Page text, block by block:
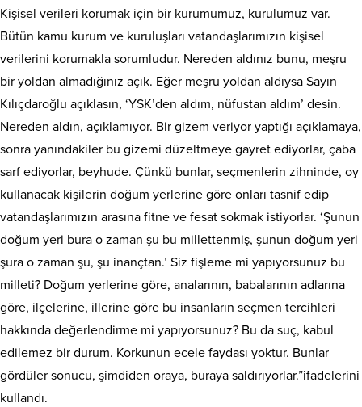
Kişisel verileri korumak için bir kurumumuz, kurulumuz var.
Bütün kamu kurum ve kuruluşları vatandaşlarımızın kişisel
verilerini korumakla sorumludur. Nereden aldınız bunu, meşru
bir yoldan almadığınız açık. Eğer meşru yoldan aldıysa Sayın
Kılıçdaroğlu açıklasın, ‘YSK’den aldım, nüfustan aldım’ desin.
Nereden aldın, açıklamıyor. Bir gizem veriyor yaptığı açıklamaya,
sonra yanındakiler bu gizemi düzeltmeye gayret ediyorlar, çaba
sarf ediyorlar, beyhude. Çünkü bunlar, seçmenlerin zihninde, oy
kullanacak kişilerin doğum yerlerine göre onları tasnif edip
vatandaşlarımızın arasına fitne ve fesat sokmak istiyorlar. ‘Şunun
doğum yeri bura o zaman şu bu millettenmiş, şunun doğum yeri
şura o zaman şu, şu inançtan.’ Siz fişleme mi yapıyorsunuz bu
milleti? Doğum yerlerine göre, analarının, babalarının adlarına
göre, ilçelerine, illerine göre bu insanların seçmen tercihleri
hakkında değerlendirme mi yapıyorsunuz? Bu da suç, kabul
edilemez bir durum. Korkunun ecele faydası yoktur. Bunlar
gördüler sonucu, şimdiden oraya, buraya saldırıyorlar.”ifadelerini
kullandı.